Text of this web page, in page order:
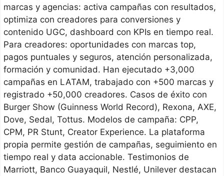
marcas y agencias: activa campañas con resultados,
optimiza con creadores para conversiones y
contenido UGC, dashboard con KPIs en tiempo real.
Para creadores: oportunidades con marcas top,
pagos puntuales y seguros, atención personalizada,
formación y comunidad. Han ejecutado +3,000
campañas en LATAM, trabajado con +500 marcas y
registrado +50,000 creadores. Casos de éxito con
Burger Show (Guinness World Record), Rexona, AXE,
Dove, Sedal, Tottus. Modelos de campaña: CPP,
CPM, PR Stunt, Creator Experience. La plataforma
propia permite gestión de campañas, seguimiento en
tiempo real y data accionable. Testimonios de
Marriott, Banco Guayaquil, Nestlé, Unilever destacan